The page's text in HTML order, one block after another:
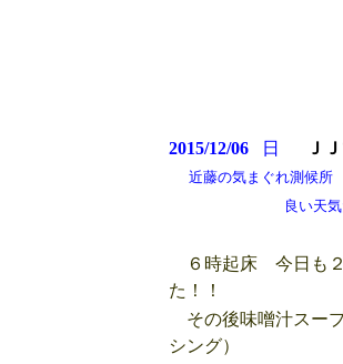
2015/12/06日 Ｊ
近藤の気まぐれ測
良い天気だ！気温よ
６時起床 今日も２
た！！
その後味噌汁スー
シング）